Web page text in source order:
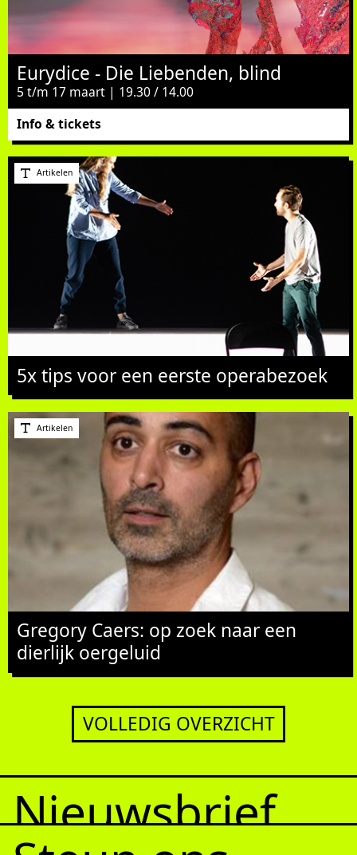
Eurydice - Die Liebenden, blind
5 t/m 17 maart | 19.30 / 14.00
Info & tickets
Artikelen
5x tips voor een eerste operabezoek
Artikelen
Gregory Caers: op zoek naar een
dierlijk oergeluid
VOLLEDIG OVERZICHT
Nieuwsbrief